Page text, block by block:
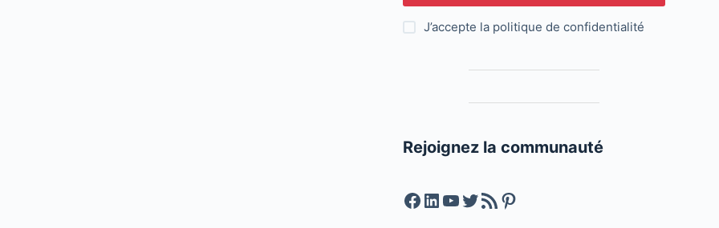
J’accepte la politique de confidentialité
Rejoignez la communauté
Facebook
LinkedIn
YouTube
Twitter
Feed RSSPinterest